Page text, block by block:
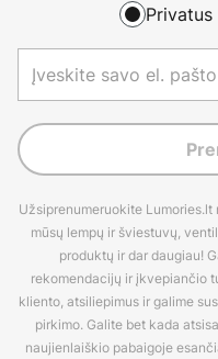
Privatus
Užsiprenumeruokite
mūsų lempų ir šviestuvų,
produktų ir dar daugiau!
rekomendacijų ir įkvepiančio
kliento, atsiliepimus ir galime
pirkimo. Galite bet kada
naujienlaiškio pabaigoje